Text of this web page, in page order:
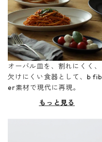
オーバル皿を、割れにくく、
欠けにくい食器として、b fib
er素材で現代に再現。
もっと見る